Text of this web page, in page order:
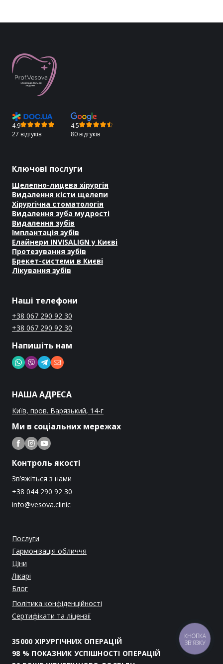
4.9
27 відгуків
4.5
80 відгуків
Ключові послуги
Щелепно-лицева хірургія
Видалення кісти щелепи
Хірургічна стоматологія
Видалення зуба мудрості
Видалення зубів
Імплантація зубів
Елайнери INVISALIGN у Києві
Протезування зубів
Брекет-системи в Києві
Лікування зубів
Наші телефони
+38 067 290 92 30
+38 067 290 92 30
Напишіть нам
НАША АДРЕСА
Київ, пров. Варязький, 14-г
Ми в соціальних мережах
Контроль якості
Зв’яжіться з нами
+38 044 290 92 30
info@vesova.clinic
Послуги
Гармонізація обличчя
Ціни
Лікарі
Блог
Політика конфіденційності
Сертифікати та ліцензії
35000 ХІРУРГІЧНИХ ОПЕРАЦІЙ
98 % ПОКАЗНИК УСПІШНОСТІ ОПЕРАЦІЙ
КНОПКА
ЗВ'ЯЗКУ